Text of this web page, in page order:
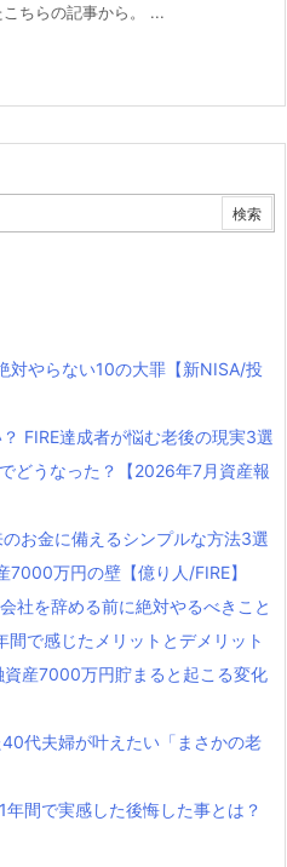
ちらの記事から。 ...
対やらない10の大罪【新NISA/投
FIRE達成者が悩む老後の現実3選
どうなった？【2026年7月資産報
お金に備えるシンプルな方法3選
万円の壁【億り人/FIRE】
社を辞める前に絶対やるべきこと
で感じたメリットとデメリット
資産7000万円貯まると起こる変化
代夫婦が叶えたい「まさかの老
年間で実感した後悔した事とは？